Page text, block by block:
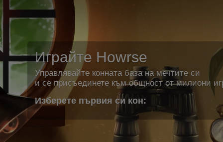
Играйте Howrse
Управлявайте конната база на мечтите си
и се присъединете към общност от милиони
Изберете първия си кон: